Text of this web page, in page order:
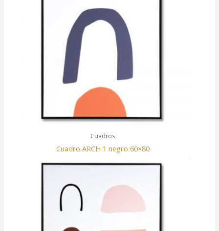
Cuadros
Cuadro ARCH 1 negro 60×80